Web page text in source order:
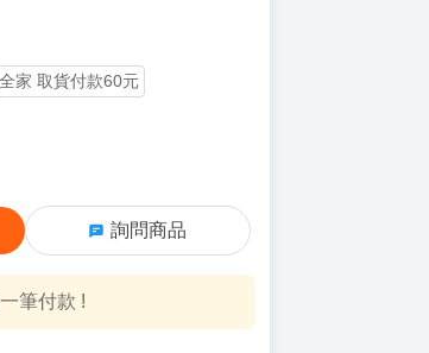
全家 取貨付款60元
詢問商品
筆付款 !